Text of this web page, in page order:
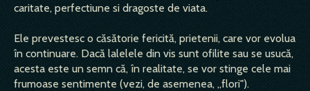
caritate, perfectiune si dragoste de viata.
Ele prevestesc o căsătorie fericită, prietenii, care vor evolua
în continuare. Dacă lalelele din vis sunt ofilite sau se usucă,
acesta este un semn că, în realitate, se vor stinge cele mai
frumoase sentimente (vezi, de asemenea, „flori").